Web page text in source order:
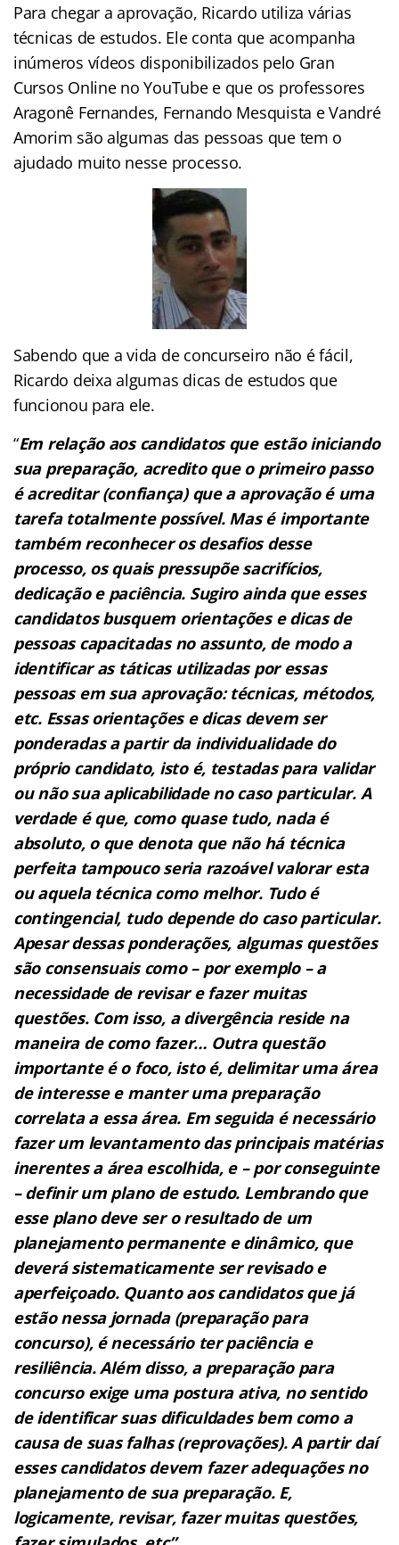
Para chegar a aprovação, Ricardo utiliza várias
técnicas de estudos. Ele conta que acompanha
inúmeros vídeos disponibilizados pelo Gran
Cursos Online no YouTube e que os professores
Aragonê Fernandes, Fernando Mesquista e Vandré
Amorim são algumas das pessoas que tem o
ajudado muito nesse processo.
Sabendo que a vida de concurseiro não é fácil,
Ricardo deixa algumas dicas de estudos que
funcionou para ele.
“Em relação aos candidatos que estão iniciando
sua preparação, acredito que o primeiro passo
é acreditar (confiança) que a aprovação é uma
tarefa totalmente possível. Mas é importante
também reconhecer os desafios desse
processo, os quaispressupõe sacrifícios,
dedicação e paciência. Sugiro ainda que esses
candidatos busquem orientações e dicas de
pessoascapacitadas no assunto, de modo a
identificar as táticas utilizadas por essas
pessoas em sua aprovação: técnicas, métodos,
etc. Essas orientações e dicas devem ser
ponderadas a partir da individualidade do
próprio candidato, isto é, testadas para validar
ou não sua aplicabilidade no caso particular. A
verdade é que, como quase tudo, nada é
absoluto, o que denota que não há técnica
perfeita tampouco seria razoável valorar esta
ou aquela técnica como melhor. Tudo é
contingencial, tudo depende do casoparticular.
Apesar dessas ponderações, algumas questões
são consensuais como – por exemplo – a
necessidade de revisar e fazer muitas
questões. Com isso, a divergência reside na
maneira de como fazer… Outra questão
importante é o foco, isto é, delimitar uma área
de interesse e manter uma preparação
correlata a essa área. Em seguida é necessário
fazer um levantamentodas principais matérias
inerentes a área escolhida, e – por conseguinte
– definir um plano de estudo. Lembrando que
esse planodeve ser o resultado de um
planejamento permanente e dinâmico, que
deverá sistematicamente ser revisado e
aperfeiçoado. Quanto aos candidatos que já
estão nessa jornada (preparação para
concurso), é necessário ter paciência e
resiliência. Alémdisso, a preparação para
concurso exige uma postura ativa, no sentido
de identificar suas dificuldades bem como a
causa de suas falhas (reprovações). A partir daí
esses candidatos devem fazer adequações no
planejamento de sua preparação. E,
logicamente, revisar, fazer muitas questões,